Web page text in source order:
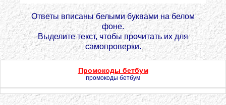
Ответы вписаны белыми буквами на белом
фоне.
Выделите текст, чтобы прочитать их для
самопроверки.
Промокоды бетбум
промокоды бетбум